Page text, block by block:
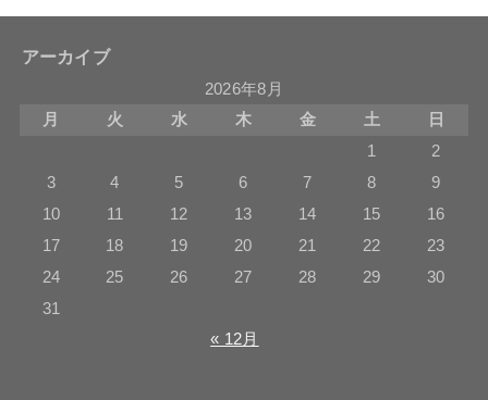
アーカイブ
2026年8月
月
火 水 木 金 土
日
1
2
3
4 5 6 7 8
9
10
11 12 13 14 15
16
17
18 19 20 21 22
23
24
25 26 27 28 29
30
31
« 12月